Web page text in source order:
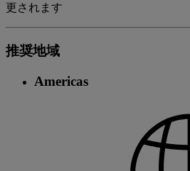
更されます
推奨地域
Americas